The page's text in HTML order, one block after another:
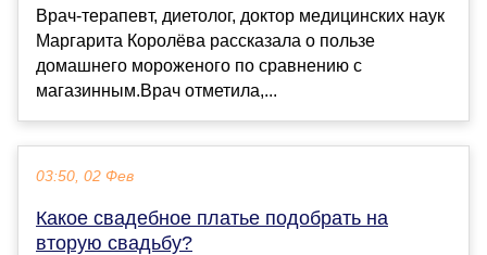
Врач-терапевт, диетолог, доктор медицинских наук
Маргарита Королёва рассказала о пользе
домашнего мороженого по сравнению с
магазинным.Врач отметила,...
03:50, 02 Фев
Какое свадебное платье подобрать на
вторую свадьбу?